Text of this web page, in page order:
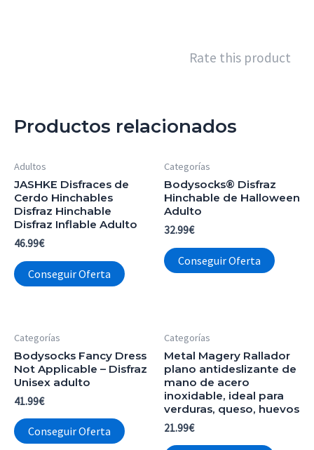
Rate this product
Productos relacionados
Adultos
JASHKE Disfraces de
Cerdo Hinchables
Disfraz Hinchable
Disfraz Inflable Adulto
46.99€
Conseguir Oferta
Categorías
Bodysocks® Disfraz
Hinchable de Halloween
Adulto
32.99€
Conseguir Oferta
Categorías
Bodysocks Fancy Dress
Not Applicable – Disfraz
Unisex adulto
41.99€
Conseguir Oferta
Categorías
Metal Magery Rallador
plano antideslizante de
mano de acero
inoxidable, ideal para
verduras, queso, huevos
21.99€